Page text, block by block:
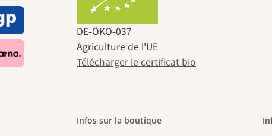
menant
passe
DE‑ÖKO‑037
Agriculture de l'UE
Télécharger le certificat bio
Infos sur la boutique